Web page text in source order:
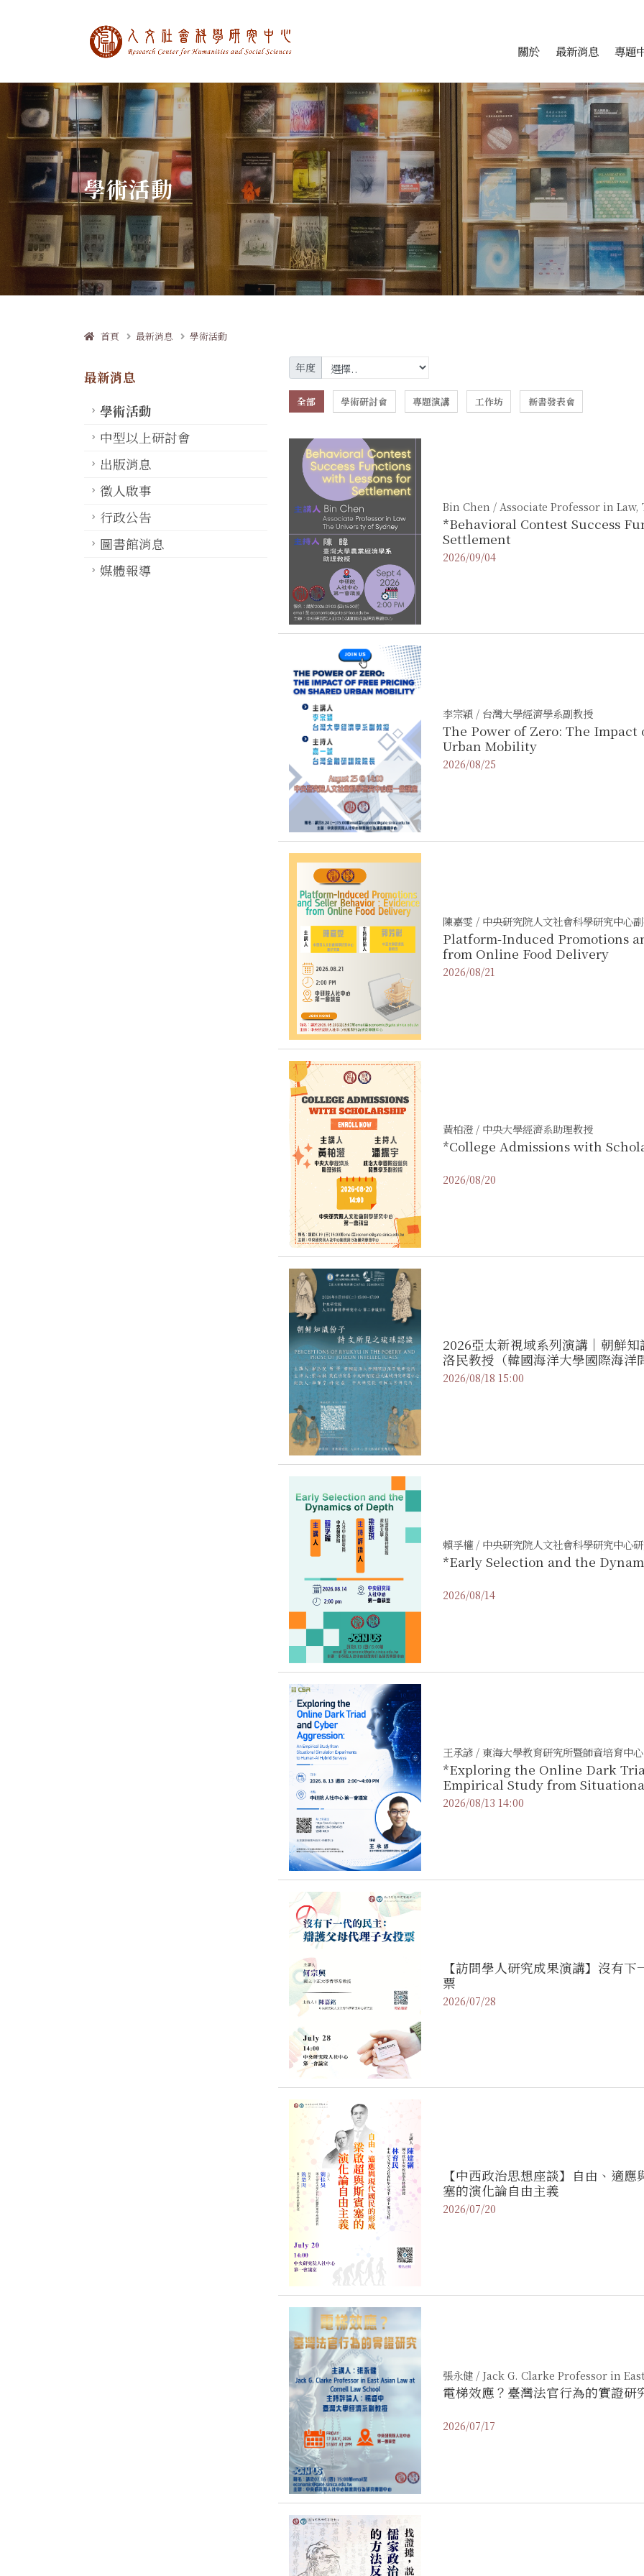
中央研究院人文社會科學研究中心 跳至中央區塊/Main
關於 最新消息 專題
學術活動
首頁 最新消息 學術活動
最新消息
學術活動
中型以上研討會
出版消息
徵人啟事
行政公告
圖書館消息
媒體報導
年度
全部 學術研討會 專題演講 工作坊 新書發表會
Bin Chen / Associate Professor in
*Behavioral Contest Success
Settlement
2026/09/04
李宗穎 / 台灣大學經濟學系副教授
The Power of Zero: The
Urban Mobility
2026/08/25
陳嘉雯 / 中央研究院人文社會科學研究中心
Platform-Induced Promotions
from Online Food Delivery
2026/08/21
黃柏澄 / 中央大學經濟系助理教授
*College Admissions with
2026/08/20
2026亞太新視域系列演講｜朝鮮
洛民教授（韓國海洋大學國際海洋
2026/08/18 15:00
賴孚權 / 中央研究院人文社會科學研究中心
*Early Selection and the
2026/08/14
王承諺 / 東海大學教育研究所暨師資培育中
*Exploring the Online Dark
Empirical Study from
Human-AI Hybrid Surveys
2026/08/13 14:00
【訪問學人研究成果演講】沒有
票
2026/07/28
【中西政治思想座談】自由、適
塞的演化論自由主義
2026/07/20
張永健 / Jack G. Clarke Professor in
電梯效應？臺灣法官行為的實證研
2026/07/17